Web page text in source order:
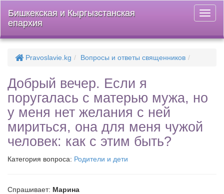
меню
Бишкекская и Кыргызстанская
епархия
Pravoslavie.kg Вопросы и ответы священников
Добрый вечер. Если я
поругалась с матерью мужа, но
у меня нет желания с ней
мириться, она для меня чужой
человек: как с этим быть?
Категория вопроса: Родители и дети
Спрашивает: Марина